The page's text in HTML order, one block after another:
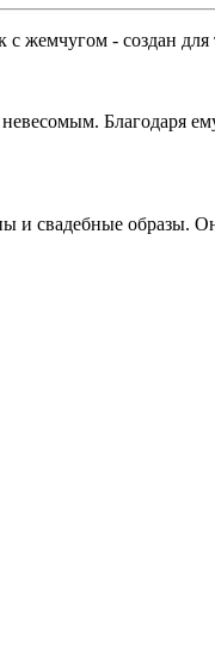
жемчугом - создан
Благодаря
свадебные образы.